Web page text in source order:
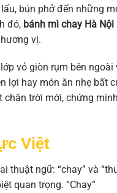
bún phở đến những
đó, bánh mì chay Hà Nội
vị.
vỏ giòn rụm bên ngoài
lợi hay món ăn nhẹ bất
chân trời mới, chứng minh
Việt
thuật ngữ: “chay” và
quan trọng. “Chay”